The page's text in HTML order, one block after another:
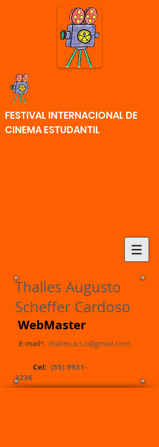
FESTIVAL INTERNACIONAL DE
CINEMA ESTUDANTIL
Thalles Augusto
Scheffer Cardoso
WebMaster
E-mail¹: thalles.a.s.c@gmail.com
Cel: (55) 9931-
3236